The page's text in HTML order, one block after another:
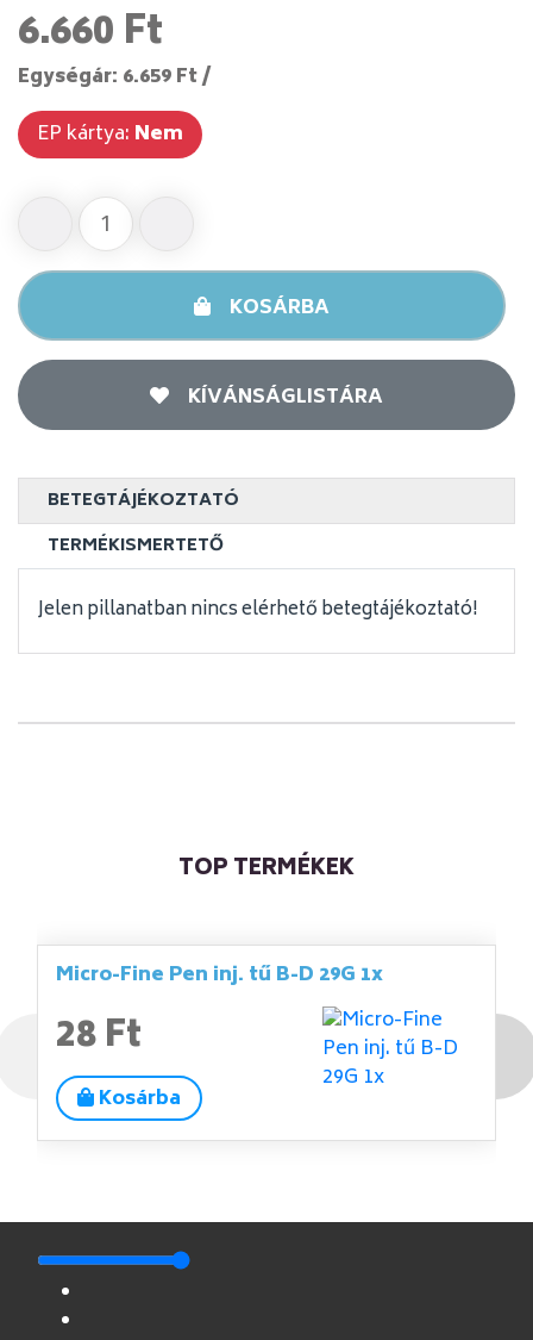
6.660 Ft
Egységár: 6.659 Ft /
EP kártya: Nem
KOSÁRBA
KÍVÁNSÁGLISTÁRA
BETEGTÁJÉKOZTATÓ
TERMÉKISMERTETŐ
Jelen pillanatban nincs elérhető betegtájékoztató!
TOP TERMÉKEK
Micro-Fine Pen inj. tű B-D 29G 1x
28 Ft
Kosárba